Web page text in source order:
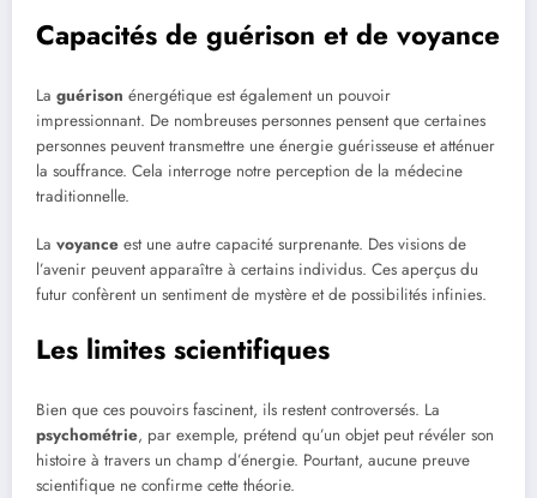
Capacités de guérison et de voyance
La guérison énergétique est également un pouvoir
impressionnant. De nombreuses personnes pensent que certaines
personnes peuvent transmettre une énergie guérisseuse et atténuer
la souffrance. Cela interroge notre perception de la médecine
traditionnelle.
La voyance est une autre capacité surprenante. Des visions de
l’avenir peuvent apparaître à certains individus. Ces aperçus du
futur confèrent un sentiment de mystère et de possibilités infinies.
Les limites scientifiques
Bien que ces pouvoirs fascinent, ils restent controversés. La
psychométrie, par exemple, prétend qu’un objet peut révéler son
histoire à travers un champ d’énergie. Pourtant, aucune preuve
scientifique ne confirme cette théorie.